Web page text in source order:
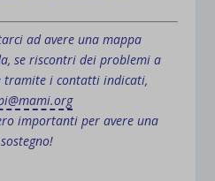
ad avere una mappa
se riscontri dei problemi a
tramite i contatti indicati,
importanti per avere una